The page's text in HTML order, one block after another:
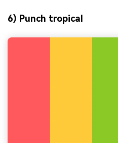
6) Punch tropical